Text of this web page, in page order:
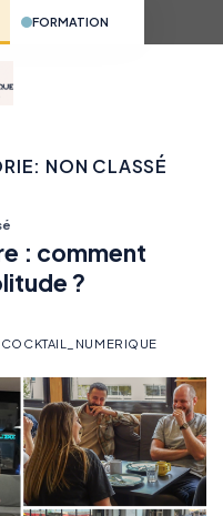
FORMATION
NON CLASSÉ
: comment
?
COCKTAIL_NUMERIQUE